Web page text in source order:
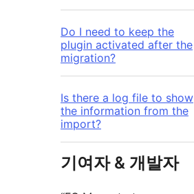
Do I need to keep the
plugin activated after the
migration?
Is there a log file to show
the information from the
import?
기여자 & 개발자